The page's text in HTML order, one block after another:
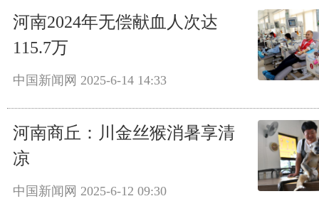
河南2024年无偿献血人次达
115.7万
中国新闻网 2025-6-14 14:33
河南商丘：川金丝猴消暑享清
凉
中国新闻网 2025-6-12 09:30